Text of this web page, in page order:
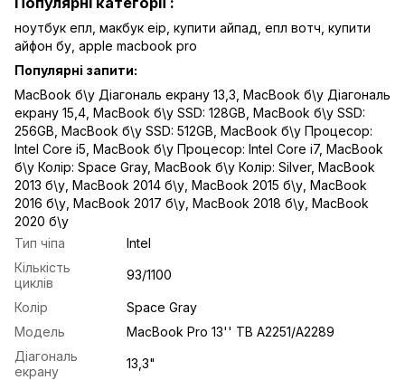
ноутбук епл, макбук еір, купити айпад, епл вотч, купити
айфон бу, apple macbook pro
Популярні запити:
MacBook б\у Діагональ екрану 13,3 MacBook б\у Діагональ
екрану 15,4 MacBook б\у SSD: 128GB MacBook б\у SSD:
256GB MacBook б\у SSD: 512GB MacBook б\у Процесор:
Intel Core i5 MacBook б\у Процесор: Intel Core i7, MacBook
б\у Колір: Space Gray, MacBook б\у Колір: Silver, MacBook
2013 б\у MacBook 2014 б\у MacBook 2015 б\у MacBook
2016 б\у MacBook 2017 б\у MacBook 2018 б\у MacBook
2020 б\у
Тип чіпа
Intel
Кількість
циклів
93/1100
Колір
Space Gray
Модель
MacBook Pro 13'' TB A2251/A2289
Діагональ
екрану
13,3"